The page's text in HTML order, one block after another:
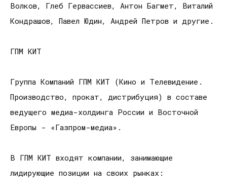
Волков, Глеб Гервассиев, Антон Багмет, Виталий
Кондрашов, Павел Юдин, Андрей Петров и другие.
ГПМ КИТ
Группа Компаний ГПМ КИТ (Кино и Телевидение.
Производство, прокат, дистрибуция) в составе
ведущего медиа-холдинга России и Восточной
Европы - «Газпром-медиа».
В ГПМ КИТ входят компании, занимающие
лидирующие позиции на своих рынках: